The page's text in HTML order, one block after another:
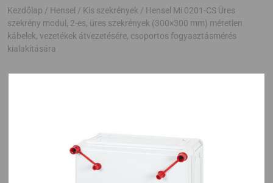
Kezdőlap / Hensel / Kis szekrények / Hensel Mi 0201-CS Üres
szekrény modul, 2-es, üres szekrények (300×300 mm) méretlen
kábelek, vezetékek átvezetésére, csoportos fogyasztásmérés
kialakítására